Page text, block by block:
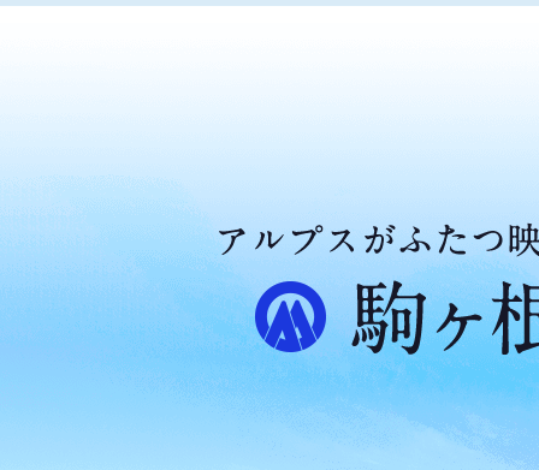
ア
ル
プ
ス
が